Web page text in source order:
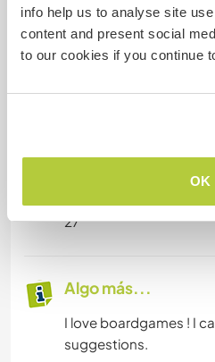
info help us to analyse site
content and present social
to our cookies if you continue
OK
I was also the vice-
department of my
find the best events
27
Algo más...
I love boardgames ! I
suggestions.